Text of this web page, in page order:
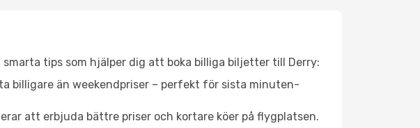
tips som hjälper dig att boka billiga biljetter till Derry:
billigare än weekendpriser – perfekt för sista minuten-
att erbjuda bättre priser och kortare köer på flygplatsen.